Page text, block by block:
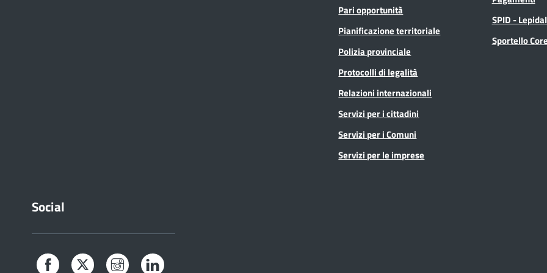
Pari opportunità
Pianificazione territoriale
Polizia provinciale
Protocolli di legalità
Relazioni internazionali
Servizi per i cittadini
Servizi per i Comuni
Servizi per le imprese
SPID -
Sportello
Social
Facebook Twitter Instagram